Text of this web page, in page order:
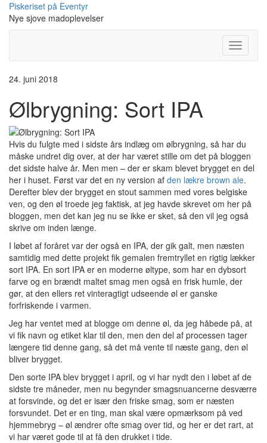
Skip
content
Piskeriset på Eventyr
Nye sjove madoplevelser
Toggle
24. juni 2018
Ølbrygning: Sort IPA
Hvis du fulgte med i sidste års indlæg om ølbrygning, så har du
måske undret dig over, at der har været stille om det på bloggen
det sidste halve år. Men men – der er skam blevet brygget en del
her i huset. Først var det en ny version af den lækre brown ale.
Derefter blev der brygget en stout sammen med vores belgiske
ven, og den øl troede jeg faktisk, at jeg havde skrevet om her på
bloggen, men det kan jeg nu se ikke er sket, så den vil jeg også
skrive om inden længe.
I løbet af foråret var der også en IPA, der gik galt, men næsten
samtidig med dette projekt fik gemalen fremtryllet en rigtig lækker
sort IPA. En sort IPA er en moderne øltype, som har en dybsort
farve og en brændt maltet smag men også en frisk humle, der
gør, at den ellers ret vinteragtigt udseende øl er ganske
forfriskende i varmen.
Jeg har ventet med at blogge om denne øl, da jeg håbede på, at
vi fik navn og etiket klar til den, men den del af processen tager
længere tid denne gang, så det må vente til næste gang, den øl
bliver brygget.
Den sorte IPA blev brygget i april, og vi har nydt den i løbet af de
sidste tre måneder, men nu begynder smagsnuancerne desværre
at forsvinde, og det er især den friske smag, som er næsten
forsvundet. Det er en ting, man skal være opmærksom på ved
hjemmebryg – øl ændrer ofte smag over tid, og her er det rart, at
vi har været gode til at få den drukket i tide.